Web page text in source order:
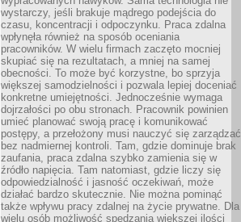
wystarczy, jeśli brakuje mądrego podejścia do
czasu, koncentracji i odpoczynku. Praca zdalna
wpłynęła również na sposób oceniania
pracowników. W wielu firmach zaczęto mocniej
skupiać się na rezultatach, a mniej na samej
obecności. To może być korzystne, bo sprzyja
większej samodzielności i pozwala lepiej doceniać
konkretne umiejętności. Jednocześnie wymaga
dojrzałości po obu stronach. Pracownik powinien
umieć planować swoją pracę i komunikować
postępy, a przełożony musi nauczyć się zarządzać
bez nadmiernej kontroli. Tam, gdzie dominuje brak
zaufania, praca zdalna szybko zamienia się w
źródło napięcia. Tam natomiast, gdzie liczy się
odpowiedzialność i jasność oczekiwań, może
działać bardzo skutecznie. Nie można pominąć
także wpływu pracy zdalnej na życie prywatne. Dla
wielu osób możliwość spędzania większej ilości